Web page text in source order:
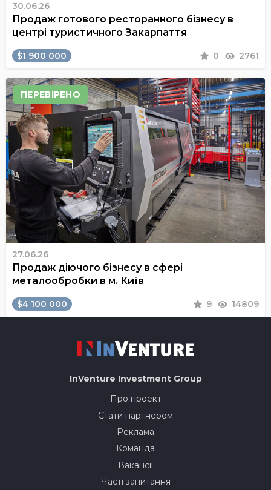
30.06.26
Продаж готового ресторанного бізнесу в
центрі туристичного Закарпаття
$1 900 000 0 2761
ПЕРЕВІРЕНО
27.06.26
Продаж діючого бізнесу в сфері
металообробки в м. Київ
$4 100 000 9 14809
InVenture Investment Group
Про проект
Стати партнером
Реклама
Команда
Вакансії
Часті запитання